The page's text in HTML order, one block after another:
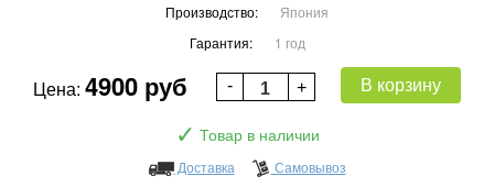
Производство:
Япония
Гарантия:
1 год
Цена: 4900 руб В корзину
✓ Товар в наличии
Доставка Самовывоз